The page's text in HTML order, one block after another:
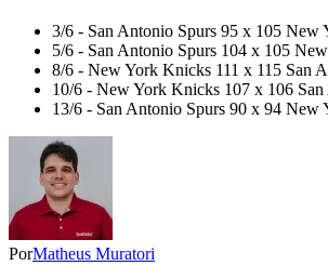
3/6 - San Antonio Spurs 95 x 105 New
5/6 - San Antonio Spurs 104 x 105
8/6 - New York Knicks 111 x 115 San
10/6 - New York Knicks 107 x 106
13/6 - San Antonio Spurs 90 x 94 New
PorMatheus Muratori